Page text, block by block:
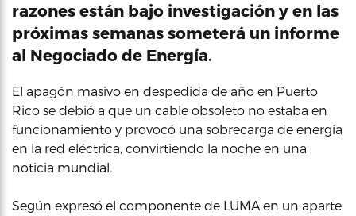
razones están bajo investigación y en las
próximas semanas someterá un informe
al Negociado de Energía.
El apagón masivo en despedida de año en Puerto
Rico se debió a que un cable obsoleto no estaba en
funcionamiento y provocó una sobrecarga de energía
en la red eléctrica, convirtiendo la noche en una
noticia mundial.
Según expresó el componente de LUMA en un aparte